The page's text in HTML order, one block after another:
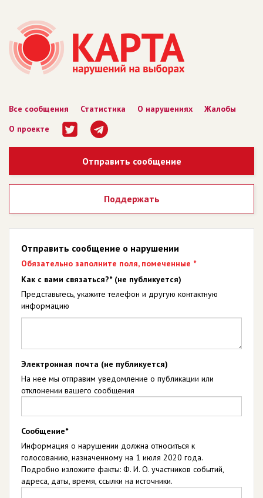
Все сообщения Статистика О нарушениях
Жалобы
О проекте
Отправить сообщение
Поддержать
Отправить сообщение о нарушении
Обязательно заполните поля, помеченные *
Как с вами связаться?* (не публикуется)
Представьтесь, укажите телефон и другую контактную
информацию
Электронная почта (не публикуется)
На нее мы отправим уведомление о публикации или
отклонении вашего сообщения
Сообщение*
Информация о нарушении должна относиться к
голосованию, назначенному на 1 июля 2020 года.
Подробно изложите факты: Ф. И. О. участников событий,
адреса, даты, время, ссылки на источники.